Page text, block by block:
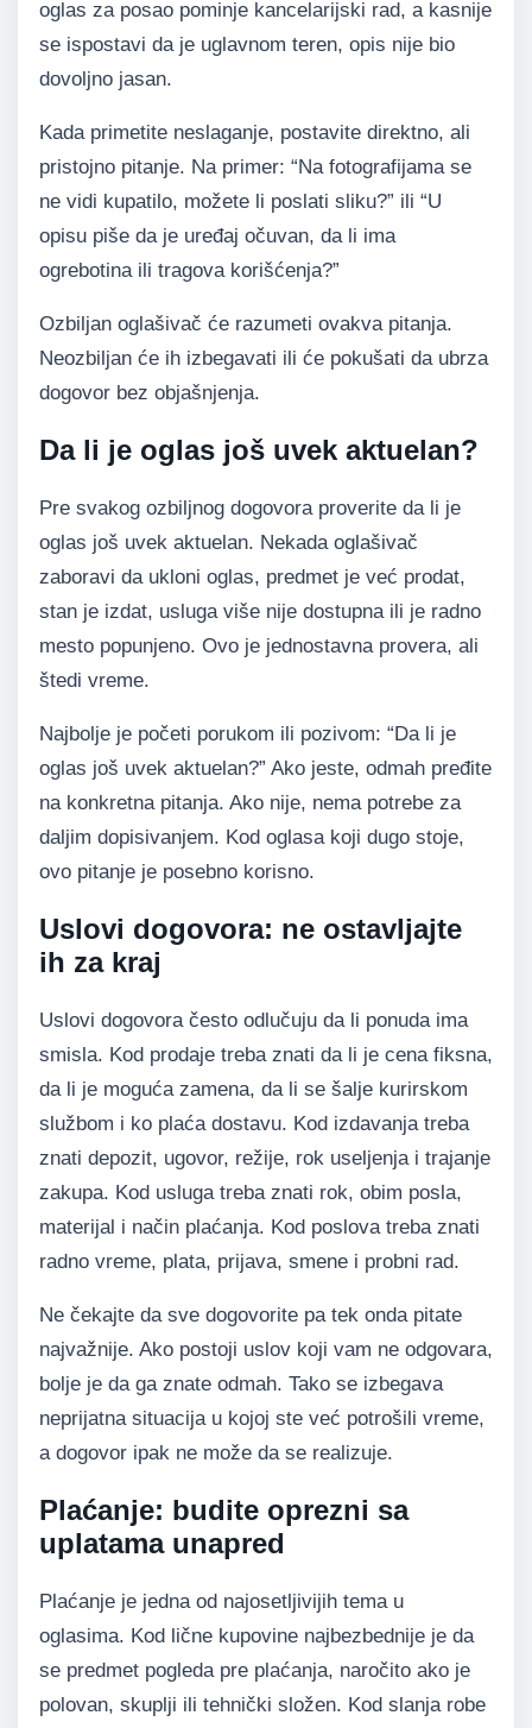
oglas za posao pominje kancelarijski rad, a kasnije
se ispostavi da je uglavnom teren, opis nije bio
dovoljno jasan.
Kada primetite neslaganje, postavite direktno, ali
pristojno pitanje. Na primer: “Na fotografijama se
ne vidi kupatilo, možete li poslati sliku?” ili “U
opisu piše da je uređaj očuvan, da li ima
ogrebotina ili tragova korišćenja?”
Ozbiljan oglašivač će razumeti ovakva pitanja.
Neozbiljan će ih izbegavati ili će pokušati da ubrza
dogovor bez objašnjenja.
Da li je oglas još uvek aktuelan?
Pre svakog ozbiljnog dogovora proverite da li je
oglas još uvek aktuelan. Nekada oglašivač
zaboravi da ukloni oglas, predmet je već prodat,
stan je izdat, usluga više nije dostupna ili je radno
mesto popunjeno. Ovo je jednostavna provera, ali
štedi vreme.
Najbolje je početi porukom ili pozivom: “Da li je
oglas još uvek aktuelan?” Ako jeste, odmah pređite
na konkretna pitanja. Ako nije, nema potrebe za
daljim dopisivanjem. Kod oglasa koji dugo stoje,
ovo pitanje je posebno korisno.
Uslovi dogovora: ne ostavljajte
ih za kraj
Uslovi dogovora često odlučuju da li ponuda ima
smisla. Kod prodaje treba znati da li je cena fiksna,
da li je moguća zamena, da li se šalje kurirskom
službom i ko plaća dostavu. Kod izdavanja treba
znati depozit, ugovor, režije, rok useljenja i trajanje
zakupa. Kod usluga treba znati rok, obim posla,
materijal i način plaćanja. Kod poslova treba znati
radno vreme, plata, prijava, smene i probni rad.
Ne čekajte da sve dogovorite pa tek onda pitate
najvažnije. Ako postoji uslov koji vam ne odgovara,
bolje je da ga znate odmah. Tako se izbegava
neprijatna situacija u kojoj ste već potrošili vreme,
a dogovor ipak ne može da se realizuje.
Plaćanje: budite oprezni sa
uplatama unapred
Plaćanje je jedna od najosetljivijih tema u
oglasima. Kod lične kupovine najbezbednije je da
se predmet pogleda pre plaćanja, naročito ako je
polovan, skuplji ili tehnički složen. Kod slanja robe